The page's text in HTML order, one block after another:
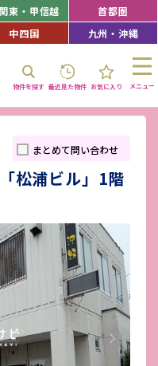
東・甲信越
首都圏
中四国 九州・沖縄
物件を探す 最近見た物件 お気に入り メニュー
まとめて問い合わせ
松浦ビル」1階